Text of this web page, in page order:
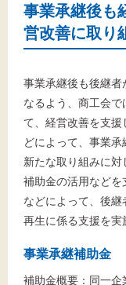
事業承継後も
営改善に取り
事業承継後も後継者
なるよう、商工会
て、経営改善を支
どによって、事業
新たな取り組みに
補助金の活用など
などによって、後
再生に係る支援を実
事業承継補助金
補助金概要：同一